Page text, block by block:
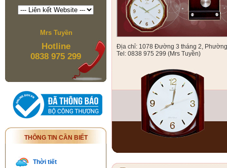
Mrs Tuyền
Hotline
0838 975 299
THÔNG TIN CẦN BIẾT
Thời tiết
Địa chỉ: 1078 Đường 3 tháng 2, Phường
Tel: 0838 975 299 (Mrs Tuyền)